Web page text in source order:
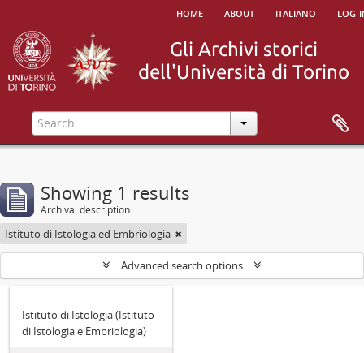
home about italiano log
Showing 1 results
Archival description
Istituto di Istologia ed Embriologia
Advanced search options
Istituto di Istologia (Istituto
di Istologia e Embriologia)